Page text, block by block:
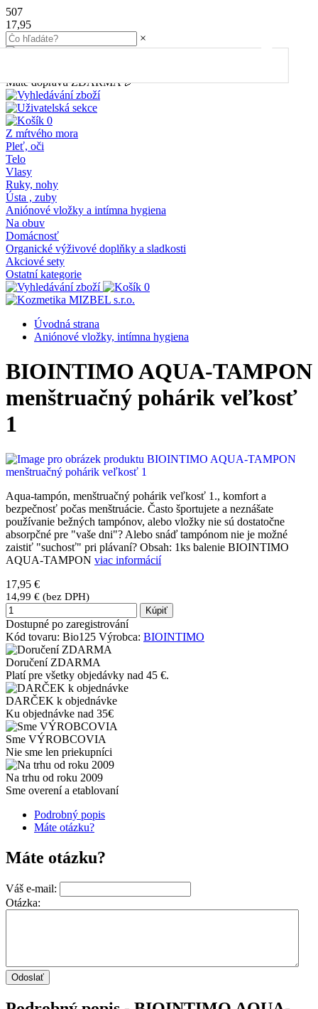
507
17,95
×
Máte dopravu ZDARMA 🎉
0
Z mŕtvého mora
Pleť, oči
Telo
Vlasy
Ruky, nohy
Ústa , zuby
Aniónové vložky a intímna hygiena
Na obuv
Domácnosť
Organické výživové doplňky a sladkosti
Akciové sety
Ostatní kategorie
0
Úvodná strana
Aniónové vložky, intímna hygiena
BIOINTIMO AQUA-TAMPON
menštruačný pohárik veľkosť
1
Aqua-tampón, menštruačný pohárik veľkosť 1., komfort a
bezpečnosť počas menštruácie. Často športujete a neznášate
používanie bežných tampónov, alebo vložky nie sú dostatočne
absorpčné pre "vaše dni"? Alebo snáď tampónom nie je možné
zaistiť "suchosť" pri plávaní? Obsah: 1ks balenie BIOINTIMO
AQUA-TAMPON viac informácií
17,95 €
14,99 € (bez DPH)
Kúpiť
Dostupné po zaregistrování
Kód tovaru: Bio125 Výrobca: BIOINTIMO
Doručení ZDARMA
Platí pre všetky objedávky nad 45 €.
DARČEK k objednávke
Ku objednávke nad 35€
Sme VÝROBCOVIA
Nie sme len priekupníci
Na trhu od roku 2009
Sme overení a etablovaní
Podrobný popis
Máte otázku?
Máte otázku?
Váš e-mail:
Otázka: